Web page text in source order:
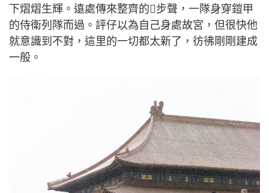
下熠熠生輝。遠處傳來整齊的步聲，一隊身穿鎧甲
的侍衛列隊而過。評仔以為自己身處故宮，但很快他
就意識到不對，這里的一切都太新了，彷彿剛剛建成
一般。